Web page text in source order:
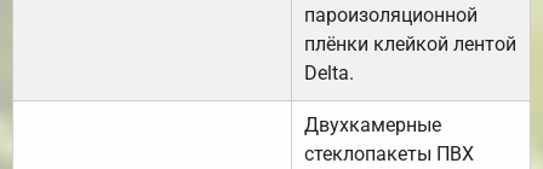
пароизоляционной
плёнки клейкой лентой
Delta.
Двухкамерные
стеклопакеты ПВХ